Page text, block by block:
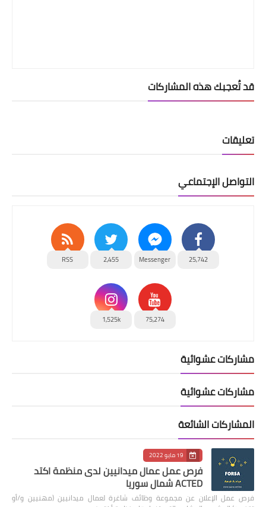
قد تُعجبك هذه المشاركات
تعليقات
التواصل الإجتماعي
25,742
Messenger
2,455
RSS
75,274
1,525k
مشاركات عشوائية
مشاركات عشوائية
المشاركات الشائعة
19 مايو 2022
فرص عمل عمال ميدانيين لدى منظمة اكتد
ACTED شمال سوريا
فرص عمل الإعلان عن مجموعة وظائف شاغرة لعمال ميدانيين (مهنيين و/أو